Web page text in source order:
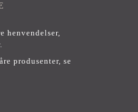
henvendelser,
.
produsenter, se